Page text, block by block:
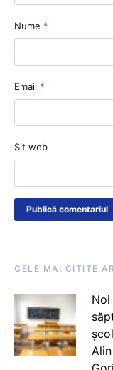
Nume *
Email *
Sit web
CELE MAI CITITE